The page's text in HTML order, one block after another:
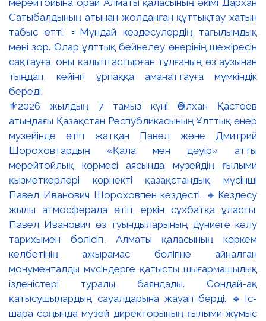
⚜️2026 жылдың 7 тамыз күні Әбілхан Қастеев
атындағы Қазақстан Республикасының Ұлттық өнер
музейінде өтіп жатқан Павел және Дмитрий
Шороховтардың «Қала мен дәуір» атты
мерейтойлық көрмесі аясында музейдің ғылыми
қызметкерлері көрнекті қазақстандық мүсінші
Павел Иванович Шороховпен кездесті. 🔸Кездесу
жылы атмосферада өтіп, еркін сұхбатқа ұласты.
Павел Иванович өз туындыларының дүниеге келу
тарихымен бөлісіп, Алматы қаласының көркем
келбетінің ажырамас бөлігіне айналған
монументалды мүсіндерге қатысты шығармашылық
ізденістері туралы баяндады. Сондай-ақ
қатысушылардың сауалдарына жауап берді. 🔹Іс-
шара соңында музей директорының ғылыми жұмыс